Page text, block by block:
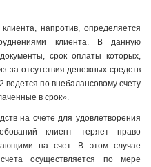
клиента, напротив, определяется
клиента. В данную
срок оплаты которых,
за отсутствия денежных средств
по внебалансовому счету
в срок».
на счете для удовлетворения
клиент теряет право
на счет. В этом случае
осуществляется по мере